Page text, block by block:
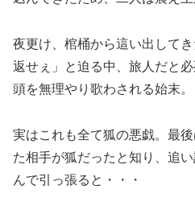
夜更け、棺桶から這い出して
返せぇ」と迫る中、旅人だと
頭を無理やり歌わされる始末。
実はこれも全て狐の悪戯。最
た相手が狐だったと知り、追
んで引っ張ると・・・